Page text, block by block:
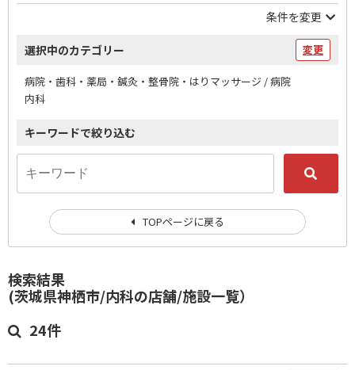
検索結果
(茨城県神栖市/内科の店舗/施設一覧）
24件
条件を変更
選択中のカテゴリー 変更
病院・歯科・薬局・鍼灸・整骨院・はりマッサージ / 病院
内科
キーワードで絞り込む
TOPページに戻る